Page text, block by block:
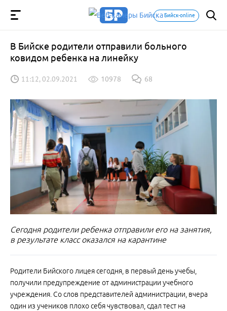
Бийск-online
В Бийске родители отправили больного
ковидом ребенка на линейку
11:12, 02.09.2021 10978 68
Сегодня родители ребенка отправили его на занятия,
в результате класс оказался на карантине
Родители Бийского лицея сегодня, в первый день учебы,
получили предупреждение от администрации учебного
учреждения. Со слов представителей администрации, вчера
один из учеников плохо себя чувствовал, сдал тест на